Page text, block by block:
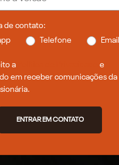
de contato:
Telefone Email
a
e
em receber comunicações da
ENTRAR EM CONTATO